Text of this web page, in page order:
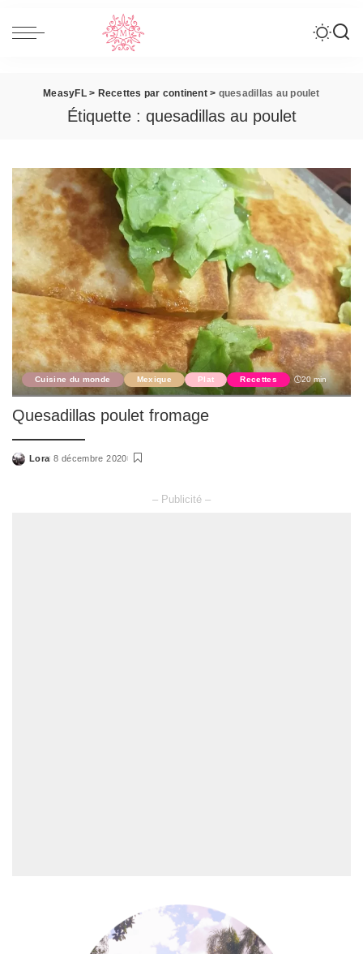
MeasyFL> Recettes par continent> quesadillas au poulet
Étiquette : quesadillas au poulet
Cuisine du monde Mexique Plat Recettes 20 min
Quesadillas poulet fromage
Posted
Lora 8 décembre 2020
– Publicité –